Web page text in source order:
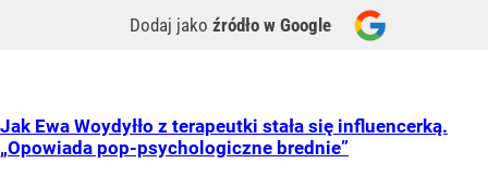
Dodaj jako źródło w Google
Jak Ewa Woydyłło z terapeutki stała się influencerką.
„Opowiada pop-psychologiczne brednie”